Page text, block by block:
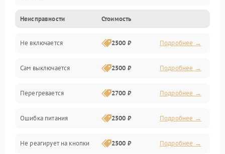
Неисправности Стоимость
Не включается 2500 ₽ Подробнее →
Сам выключается 2500 ₽ Подробнее →
Перегревается 2700 ₽ Подробнее →
Ошибка питания 2500 ₽ Подробнее →
Не реагирует на кнопки 2500 ₽ Подробнее →